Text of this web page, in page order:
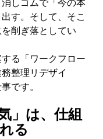
しゴムで「今の本
す。そして、そこ
削ぎ落としてい
る「ワークフロー
整理リデザイ
です。
」は、仕組
る